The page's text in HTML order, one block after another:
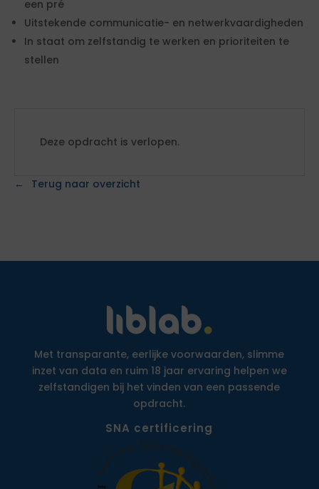
een pré
Uitstekende communicatie- en netwerkvaardigheden
In staat om zelfstandig te werken en prioriteiten te
stellen
Deze opdracht is verlopen.
Terug naar overzicht
Met transparante, eerlijke voorwaarden, slimme
inzet van data en ruim 18 jaar ervaring helpen we
zelfstandigen bij het vinden van een passende
opdracht.
SNA certificering